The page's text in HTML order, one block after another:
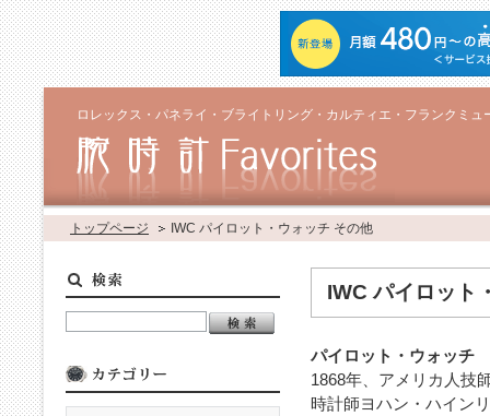
ロレックス・パネライ・ブライトリング・カルティエ・フランクミ
トップページ IWC パイロット・ウォッチ その他
IWC パイロット
パイロット・ウォッチ
1868年、アメリカ人技
時計師ヨハン・ハイン